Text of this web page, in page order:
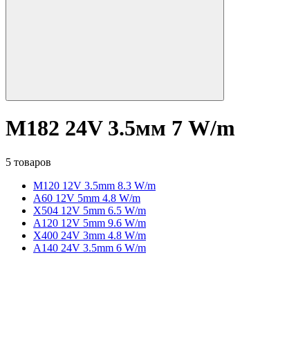
M182 24V 3.5мм 7 W/m
5 товаров
M120 12V 3.5mm 8.3 W/m
A60 12V 5mm 4.8 W/m
X504 12V 5mm 6.5 W/m
A120 12V 5mm 9.6 W/m
X400 24V 3mm 4.8 W/m
A140 24V 3.5mm 6 W/m